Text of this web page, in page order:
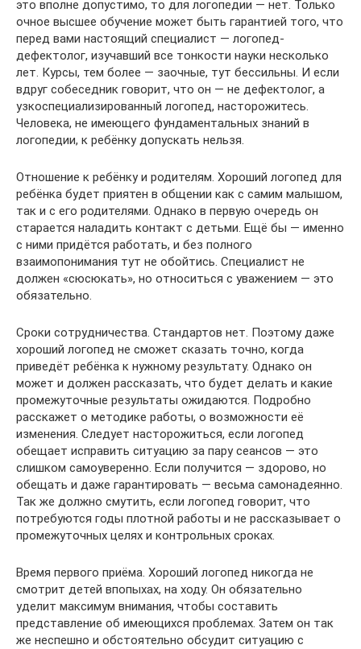
это вполне допустимо, то для логопедии — нет. Только
очное высшее обучение может быть гарантией того, что
перед вами настоящий специалист — логопед-
дефектолог, изучавший все тонкости науки несколько
лет. Курсы, тем более — заочные, тут бессильны. И если
вдруг собеседник говорит, что он — не дефектолог, а
узкоспециализированный логопед, насторожитесь.
Человека, не имеющего фундаментальных знаний в
логопедии, к ребёнку допускать нельзя.
Отношение к ребёнку и родителям. Хороший логопед для
ребёнка будет приятен в общении как с самим малышом,
так и с его родителями. Однако в первую очередь он
старается наладить контакт с детьми. Ещё бы — именно
с ними придётся работать, и без полного
взаимопонимания тут не обойтись. Специалист не
должен «сюсюкать», но относиться с уважением — это
обязательно.
Сроки сотрудничества. Стандартов нет. Поэтому даже
хороший логопед не сможет сказать точно, когда
приведёт ребёнка к нужному результату. Однако он
может и должен рассказать, что будет делать и какие
промежуточные результаты ожидаются. Подробно
расскажет о методике работы, о возможности её
изменения. Следует насторожиться, если логопед
обещает исправить ситуацию за пару сеансов — это
слишком самоуверенно. Если получится — здорово, но
обещать и даже гарантировать — весьма самонадеянно.
Так же должно смутить, если логопед говорит, что
потребуются годы плотной работы и не рассказывает о
промежуточных целях и контрольных сроках.
Время первого приёма. Хороший логопед никогда не
смотрит детей впопыхах, на ходу. Он обязательно
уделит максимум внимания, чтобы составить
представление об имеющихся проблемах. Затем он так
же неспешно и обстоятельно обсудит ситуацию с